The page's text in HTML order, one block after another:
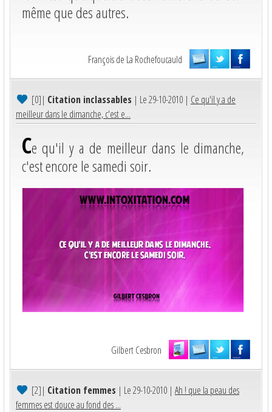
même que des autres.
François de La Rochefoucauld
[0]| Citation inclassables | Le 29-10-2010 | Ce qu'il y a de
meilleur dans le dimanche, c'est e...
Ce qu'il y a de meilleur dans le dimanche,
c'est encore le samedi soir.
Gilbert Cesbron
[2]| Citation femmes | Le 29-10-2010 | Ah ! que la peau des
femmes est douce au fond des ...